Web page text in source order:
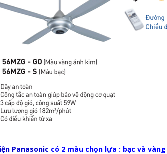
Panasonic có 2 màu chọn lựa : bạc và